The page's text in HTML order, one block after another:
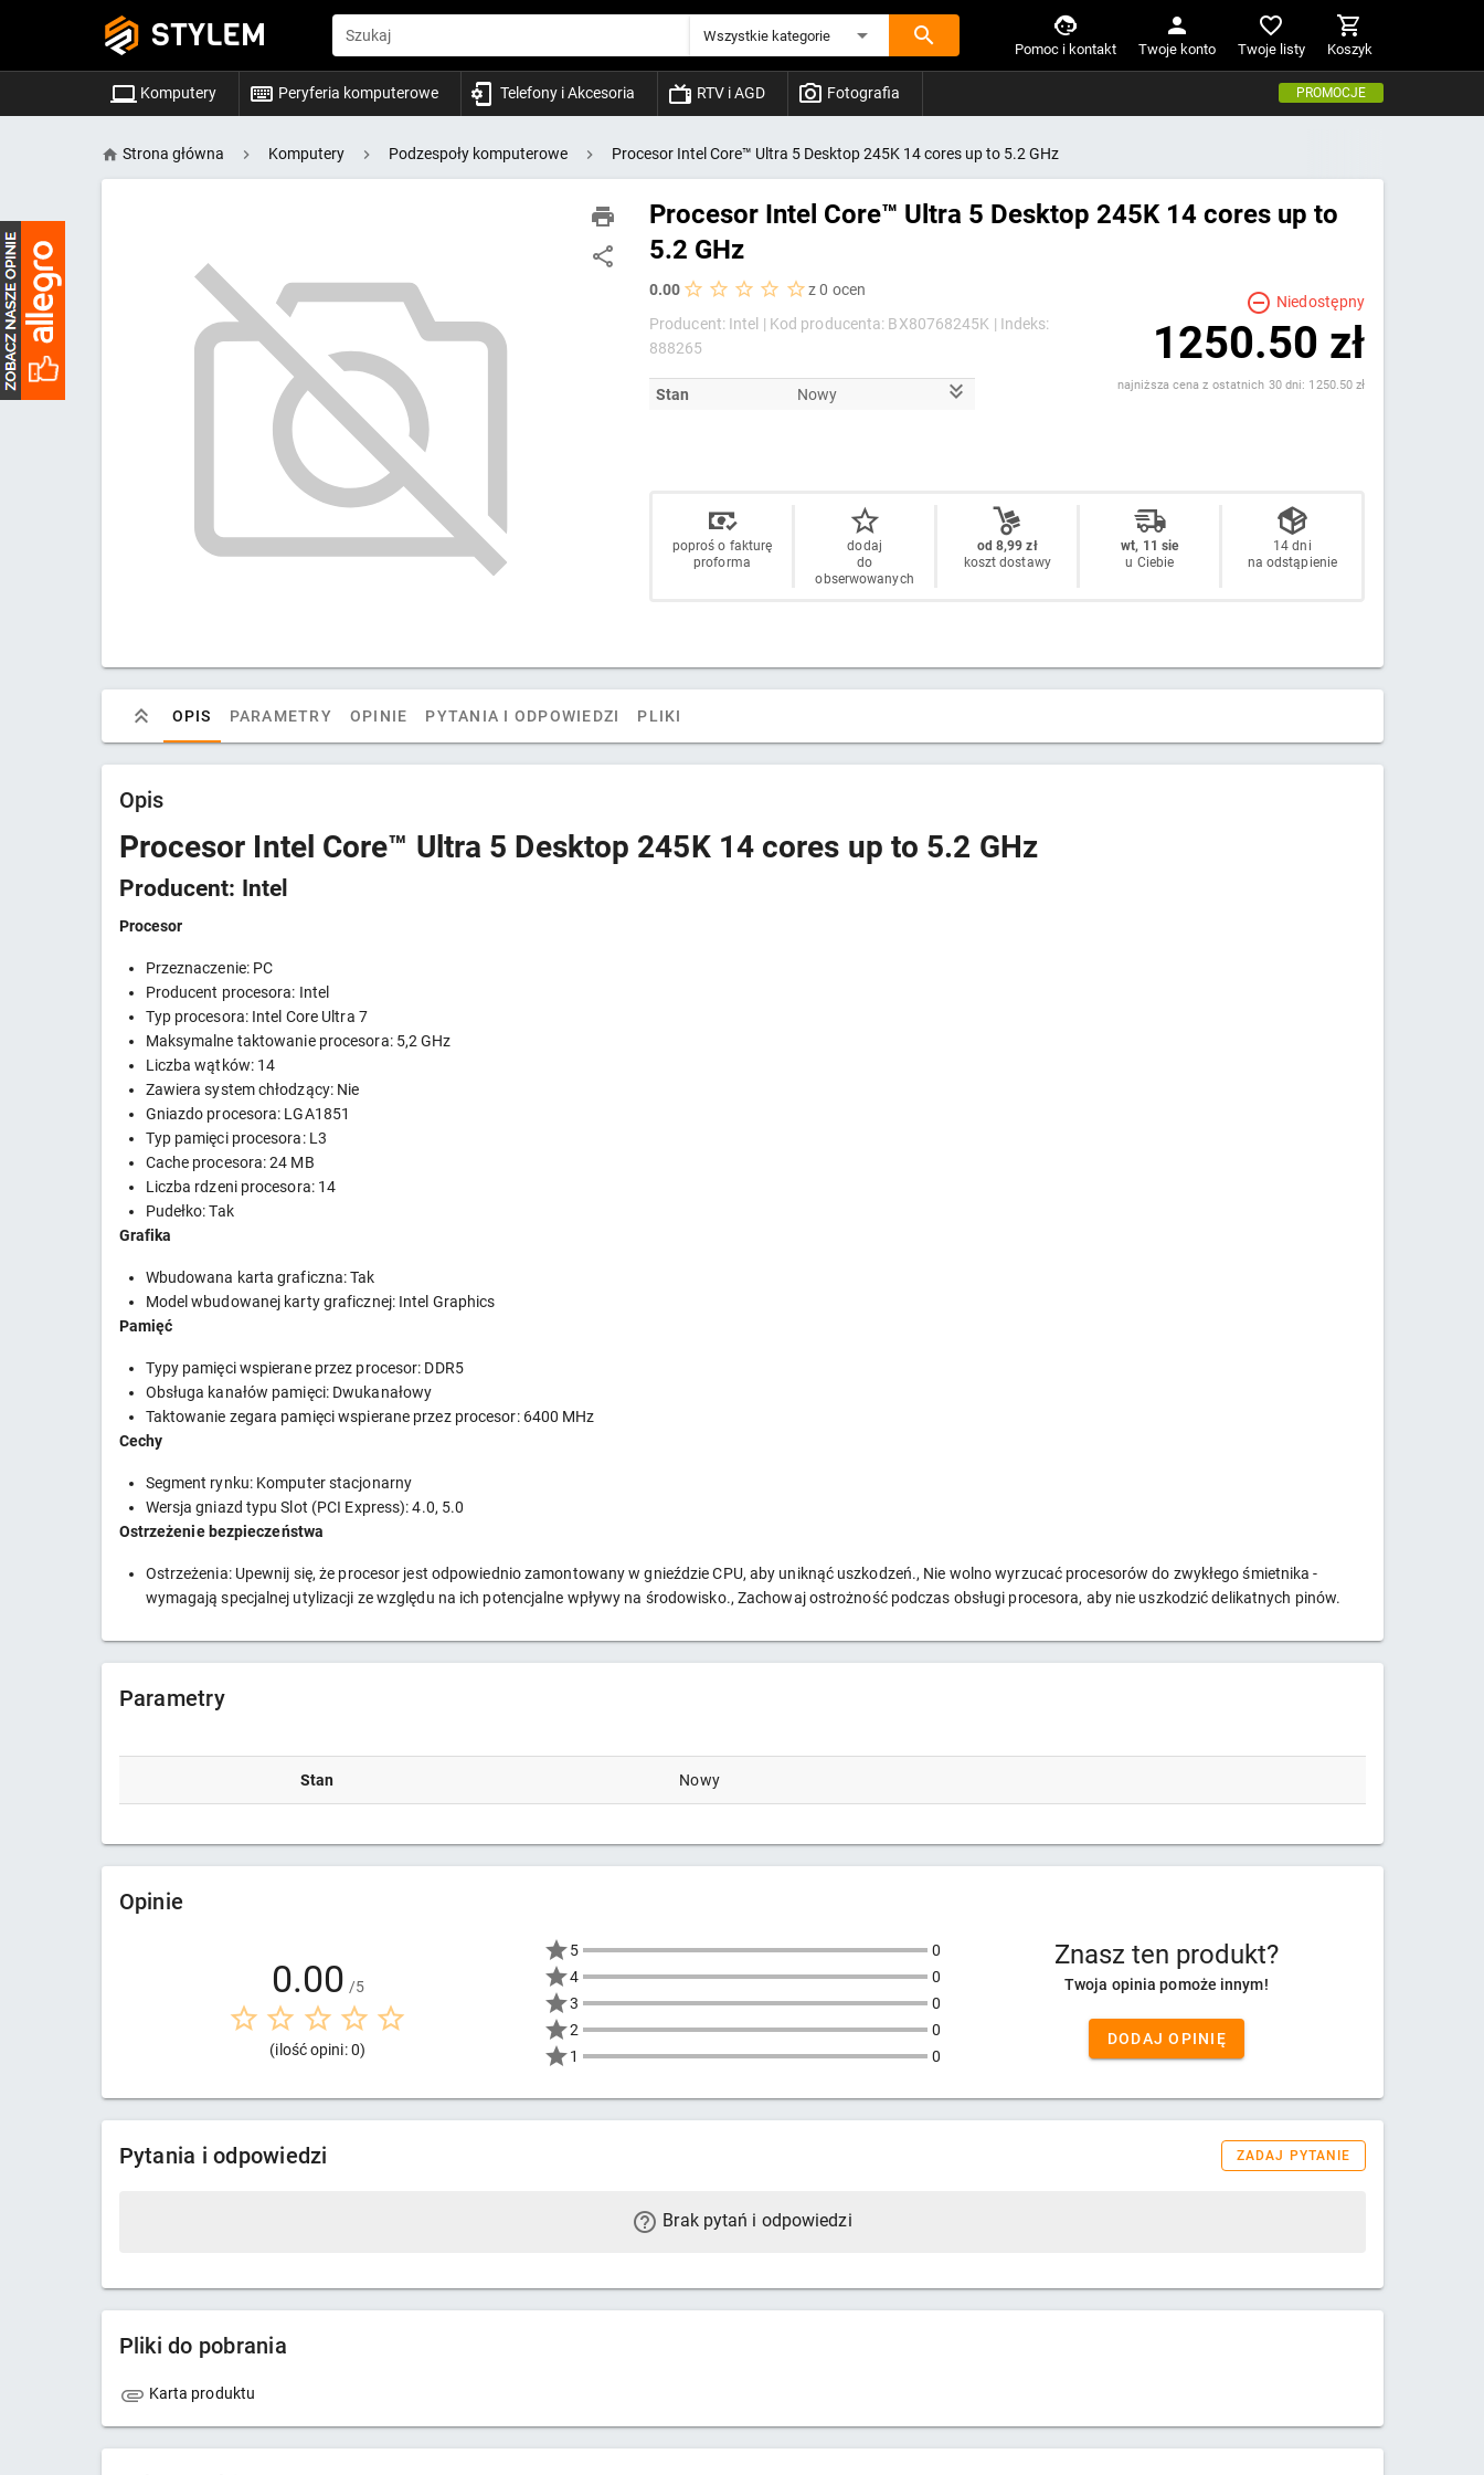
STYLEM Szukaj Wszystkie kategorie
Pomoc i kontakt Twoje konto Twoje listy Koszyk
Komputery Peryferia komputerowe Telefony i Akcesoria RTV i AGD Fotografia PROMOCJE
Strona główna Komputery Podzespoły komputerowe Procesor Intel Core™ Ultra 5 Desktop 245K 14 cores up to 5.2 GHz
Procesor Intel Core™ Ultra 5 Desktop 245K 14 cores up to
5.2 GHz
0.00
z 0 ocen
Producent: Intel | Kod producenta: BX80768245K | Indeks:
888265
Stan Nowy
Niedostępny
1250.50 zł
najniższa cena z ostatnich 30 dni: 1250.50 zł
poproś o fakturę
proforma
dodaj
do
obserwowanych
od 8,99 zł
koszt dostawy
wt, 11 sie
u Ciebie
14 dni
na odstąpienie
OPIS PARAMETRY OPINIE PYTANIA I ODPOWIEDZI PLIKI
Opis
Procesor Intel Core™ Ultra 5 Desktop 245K 14 cores up to 5.2 GHz
Producent: Intel
Procesor
Przeznaczenie: PC
Producent procesora: Intel
Typ procesora: Intel Core Ultra 7
Maksymalne taktowanie procesora: 5,2 GHz
Liczba wątków: 14
Zawiera system chłodzący: Nie
Gniazdo procesora: LGA1851
Typ pamięci procesora: L3
Cache procesora: 24 MB
Liczba rdzeni procesora: 14
Pudełko: Tak
Grafika
Wbudowana karta graficzna: Tak
Model wbudowanej karty graficznej: Intel Graphics
Pamięć
Typy pamięci wspierane przez procesor: DDR5
Obsługa kanałów pamięci: Dwukanałowy
Taktowanie zegara pamięci wspierane przez procesor: 6400 MHz
Cechy
Segment rynku: Komputer stacjonarny
Wersja gniazd typu Slot (PCI Express): 4.0, 5.0
Ostrzeżenie bezpieczeństwa
Ostrzeżenia: Upewnij się, że procesor jest odpowiednio zamontowany w gnieździe CPU, aby uniknąć uszkodzeń., Nie wolno wyrzucać procesorów do zwykłego śmietnika -
wymagają specjalnej utylizacji ze względu na ich potencjalne wpływy na środowisko., Zachowaj ostrożność podczas obsługi procesora, aby nie uszkodzić delikatnych pinów.
Parametry
Stan Nowy
Opinie
0.00 /5
(ilość opini: 0)
5
0
4
0
3
0
2
0
1
0
Znasz ten produkt?
Twoja opinia pomoże innym!
DODAJ OPINIĘ
Pytania i odpowiedzi ZADAJ PYTANIE
Brak pytań i odpowiedzi
Pliki do pobrania
Karta produktu